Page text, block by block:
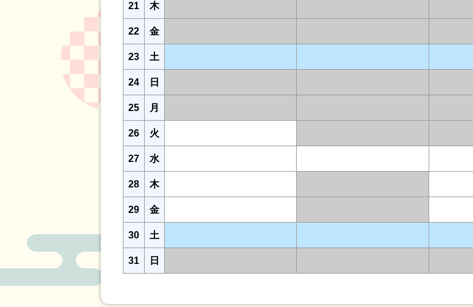
21 木
22 金
23 土
24 日
25 月
26 火
27 水
28 木
29 金
30 土
31 日